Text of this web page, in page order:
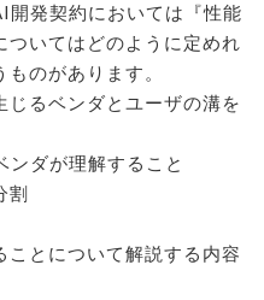
開発契約においては『性能
ついてはどのように定めれ
のがあります。
じるベンダとユーザの溝を
ダが理解すること
割
ことについて解説する内容